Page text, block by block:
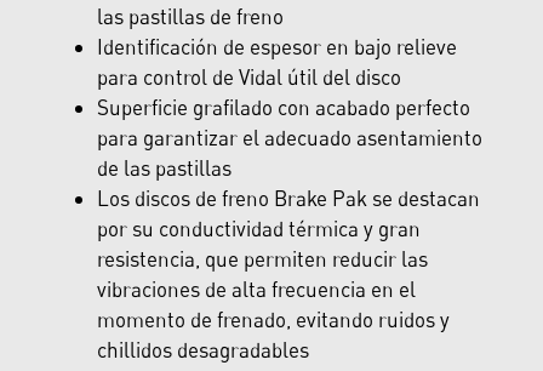
las pastillas de freno
Identificación de espesor en bajo relieve
para control de Vidal útil del disco
Superficie grafilado con acabado perfecto
para garantizar el adecuado asentamiento
de las pastillas
Los discos de freno Brake Pak se destacan
por su conductividad térmica y gran
resistencia, que permiten reducir las
vibraciones de alta frecuencia en el
momento de frenado, evitando ruidos y
chillidos desagradables